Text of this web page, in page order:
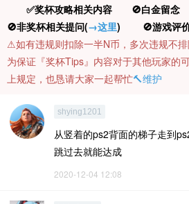
✅奖杯攻略相关内容 🚫白金留念
🚫非奖杯相关提问(→这里) 🚫游戏评
⚠️如有违规则扣除一半N币，多次违规不
为保证『奖杯Tips』内容对于其他玩家的
上规定，也恳请大家一起帮忙🔨维护
shying1201
从竖着的ps2背面的梯子走到
跳过去就能达成
2020-12-04 12:08